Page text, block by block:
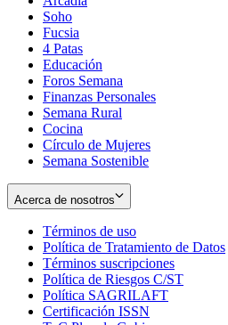
Soho
in
new
window
Fucsia
in
new
window
4 Patas
Educación
Foros Semana
Finanzas Personales
Semana Rural
Cocina
Círculo de Mujeres
Semana Sostenible
Acerca de nosotros
Términos de uso
in
new
window
Política de Tratamiento de Datos
Términos suscripciones
in
Política de Riesgos C/ST
Política SAGRILAFT
Certificación ISSN